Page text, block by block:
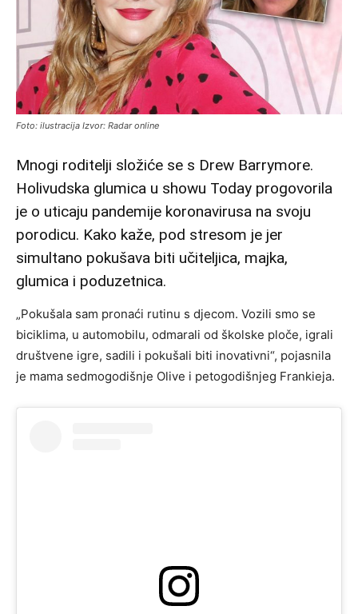
Foto: ilustracija Izvor: Radar online
Mnogi roditelji složiće se s Drew Barrymore.
Holivudska glumica u showu Today progovorila
je o uticaju pandemije koronavirusa na svoju
porodicu. Kako kaže, pod stresom je jer
simultano pokušava biti učiteljica, majka,
glumica i poduzetnica.
„Pokušala sam pronaći rutinu s djecom. Vozili smo se
biciklima, u automobilu, odmarali od školske ploče, igrali
društvene igre, sadili i pokušali biti inovativni“, pojasnila
je mama sedmogodišnje Olive i petogodišnjeg Frankieja.